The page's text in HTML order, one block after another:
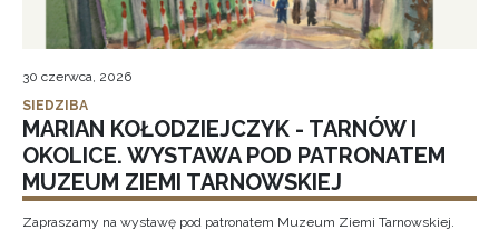
30 czerwca, 2026
SIEDZIBA
MARIAN KOŁODZIEJCZYK - TARNÓW I
OKOLICE. WYSTAWA POD PATRONATEM
MUZEUM ZIEMI TARNOWSKIEJ
Zapraszamy na wystawę pod patronatem Muzeum Ziemi Tarnowskiej.